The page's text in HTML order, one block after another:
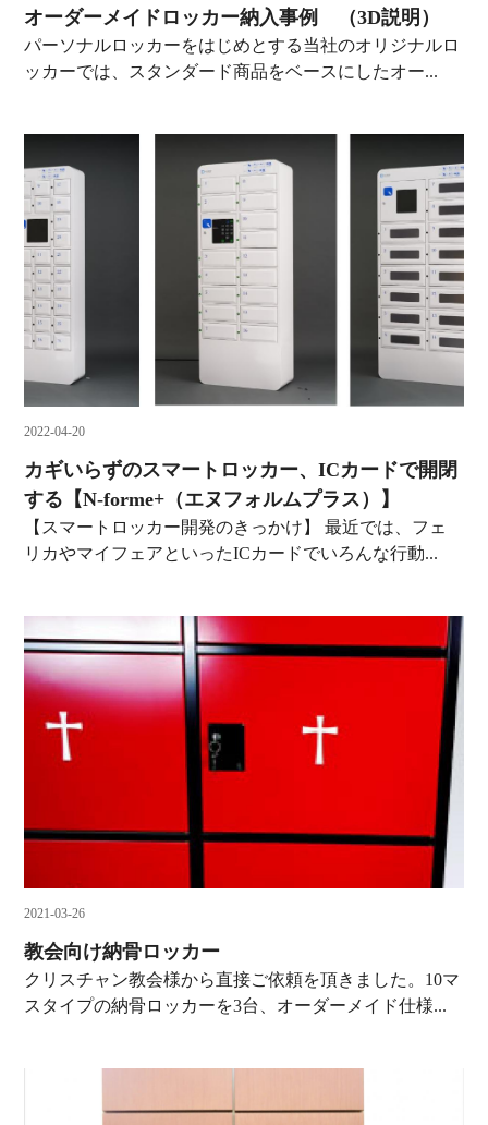
オーダーメイドロッカー納入事例 （3D説明）
パーソナルロッカーをはじめとする当社のオリジナルロ
ッカーでは、スタンダード商品をベースにしたオー...
2022-04-20
カギいらずのスマートロッカー、ICカードで開閉
する【N-forme+（エヌフォルムプラス）】
【スマートロッカー開発のきっかけ】 最近では、フェ
リカやマイフェアといったICカードでいろんな行動...
2021-03-26
教会向け納骨ロッカー
クリスチャン教会様から直接ご依頼を頂きました。10マ
スタイプの納骨ロッカーを3台、オーダーメイド仕様...